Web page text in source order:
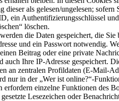
dieser als gelesen/ungelesen;
ein Authentifizierungsschlüssel
löschen.
die Daten gespeichert, die
und ein Passwort notwendig.
Beitrag oder eine private
auch Ihre IP-Adresse gespeichert.
an zentralen Profildaten (E-Mail-
nur in der „Wer ist online?“-
erfordern einzelne Funktionen des
Lesezeichen oder